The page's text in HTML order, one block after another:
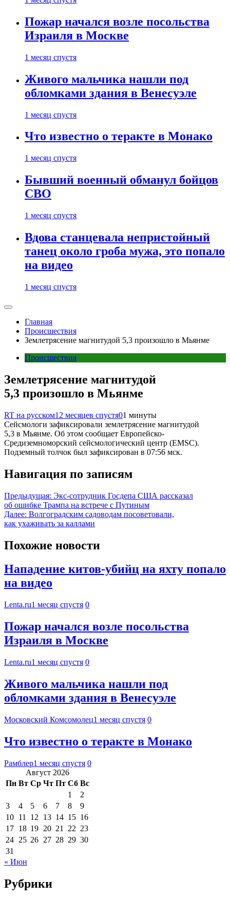
Пожар начался возле посольства
Израиля в Москве
1 месяц спустя
Живого мальчика нашли под
обломками здания в Венесуэле
1 месяц спустя
Что известно о теракте в Монако
1 месяц спустя
Бывший военный обманул бойцов
СВО
1 месяц спустя
Вдова станцевала непристойный
танец около гроба мужа, это попало
на видео
1 месяц спустя
Главная
Происшествия
Землетрясение магнитудой 5,3 произошло в Мьянме
Происшествия
Землетрясение магнитудой
5,3 произошло в Мьянме
RT на русском12 месяцев спустя01 минуты
Сейсмологи зафиксировали землетрясение магнитудой
5,3 в Мьянме. Об этом сообщает Европейско-
Средиземноморский сейсмологический центр (EMSC).
Подземный толчок был зафиксирован в 07:56 мск.
Навигация по записям
Предыдущая: Экс-сотрудник Госдепа США рассказал
об ошибке Трампа на встрече с Путиным
Далее: Волгоградским садоводам посоветовали,
как ухаживать за каллами
Похожие новости
Нападение китов-убийц на яхту попало
на видео
Lenta.ru1 месяц спустя 0
Пожар начался возле посольства
Израиля в Москве
Lenta.ru1 месяц спустя 0
Живого мальчика нашли под
обломками здания в Венесуэле
Московский Комсомолец1 месяц спустя 0
Что известно о теракте в Монако
Рамблер1 месяц спустя 0
Август 2026
Пн Вт Ср Чт Пт Сб Вс
1
2
3
4 5 6 7 8
9
10 11 12 13 14 15 16
17 18 19 20 21 22 23
24 25 26 27 28 29 30
31
« Июн
Рубрики